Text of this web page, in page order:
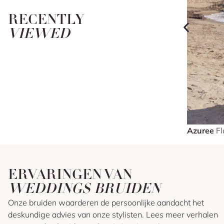
RECENTLY
VIEWED
Azuree
ERVARINGEN VAN
WEDDINGS BRUIDEN
Onze bruiden waarderen de persoonlijke aandacht het
deskundige advies van onze stylisten. Lees meer verhalen